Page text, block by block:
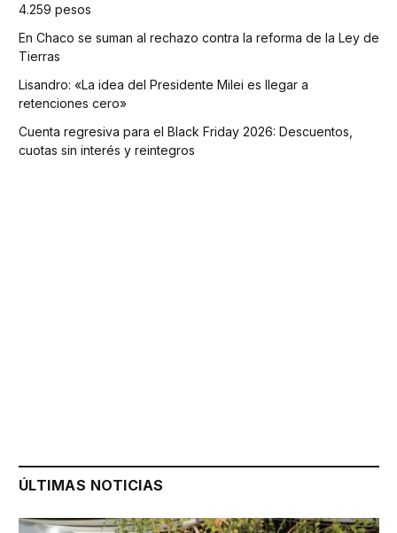
4.259 pesos
En Chaco se suman al rechazo contra la reforma de la Ley de
Tierras
Lisandro: «La idea del Presidente Milei es llegar a
retenciones cero»
Cuenta regresiva para el Black Friday 2026: Descuentos,
cuotas sin interés y reintegros
ÚLTIMAS NOTICIAS